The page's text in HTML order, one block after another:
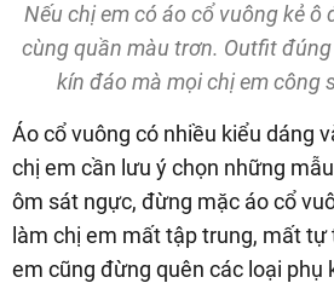
Nếu chị em có áo cổ vuông kẻ ô
cùng quần màu trơn. Outfit
kín đáo mà mọi chị em công
Áo cổ vuông có nhiều kiểu dáng
chị em cần lưu ý chọn những
ôm sát ngực, đừng mặc áo cổ
làm chị em mất tập trung, mất tự
em cũng đừng quên các loại phụ